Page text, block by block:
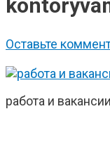
Оставьте
работа и